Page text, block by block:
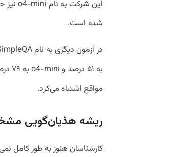
شده است.
مواقع اشتباه می‌کرد.
ریشه هذیان‌گویی
کارشناسان هنوز به طور کامل